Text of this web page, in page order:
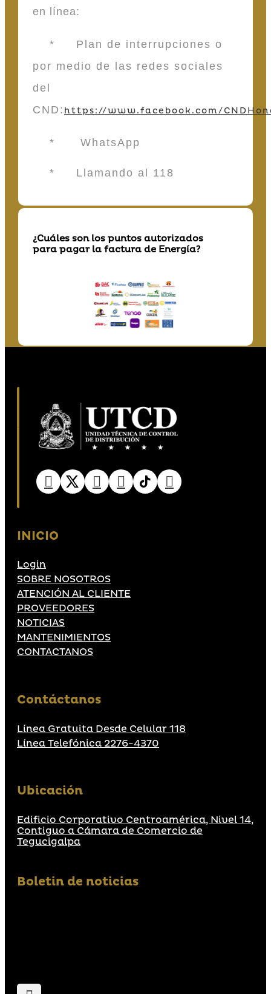
en línea:
* Plan de interrupciones o
por medio de las redes sociales
del
CND: https://www.facebook.com/
* WhatsApp
* Llamando al 118
¿Cuáles son los puntos autorizados
para pagar la factura de Energía?
INICIO
Login
SOBRE NOSOTROS
ATENCIÓN AL CLIENTE
PROVEEDORES
NOTICIAS
MANTENIMIENTOS
CONTACTANOS
Contáctanos
Línea Gratuita Desde Celular 118
Línea Telefónica 2276-4370
Ubicación
Edificio Corporativo Centroamérica, Nivel 14,
Contiguo a Cámara de Comercio de
Tegucigalpa
Boletin de noticias